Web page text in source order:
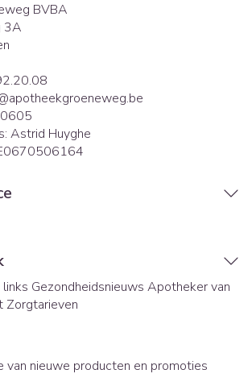
BVBA
3A
apotheekgroeneweg.be
Astrid Huyghe
Gezondheidsnieuws Apotheker van
Zorgtarieven
van nieuwe producten en promoties